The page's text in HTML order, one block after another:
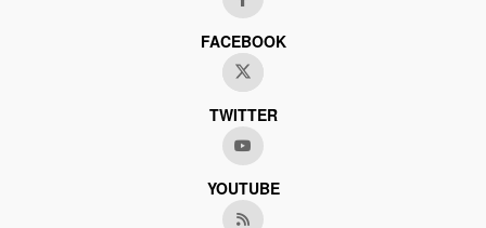
FACEBOOK
TWITTER
YOUTUBE